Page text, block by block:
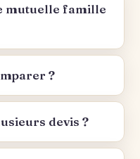
mutuelle famille
?
devis ?